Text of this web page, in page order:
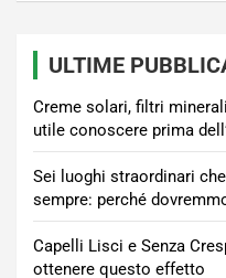
ULTIME
Creme solari, filtri
utile conoscere prima
Sei luoghi straordinari
sempre: perché
Capelli Lisci e Senza
ottenere questo effetto